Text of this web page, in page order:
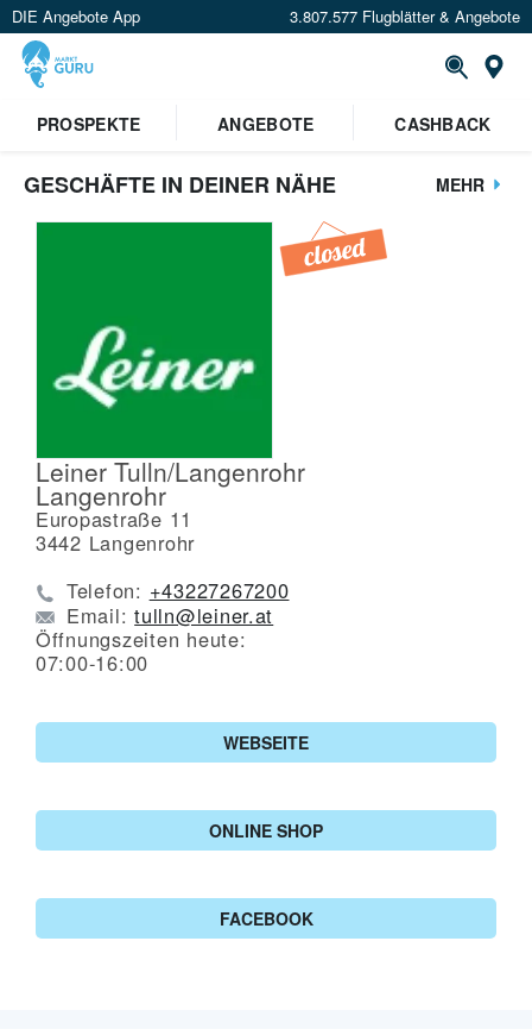
DIE Angebote App 3.807.577 Flugblätter & Angebote
PROSPEKTE
ANGEBOTE CASHBACK
GESCHÄFTE IN DEINER NÄHE MEHR
Leiner Tulln/Langenrohr
Langenrohr
Europastraße 11
3442 Langenrohr
Telefon: +43227267200
Email:tulln@leiner.at
Öffnungszeiten heute:
07:00-16:00
WEBSEITE
ONLINE SHOP
FACEBOOK